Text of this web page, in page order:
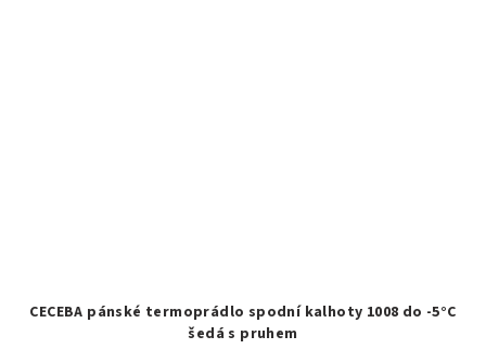
CECEBA pánské termoprádlo spodní kalhoty 1008 do -5°C
šedá s pruhem